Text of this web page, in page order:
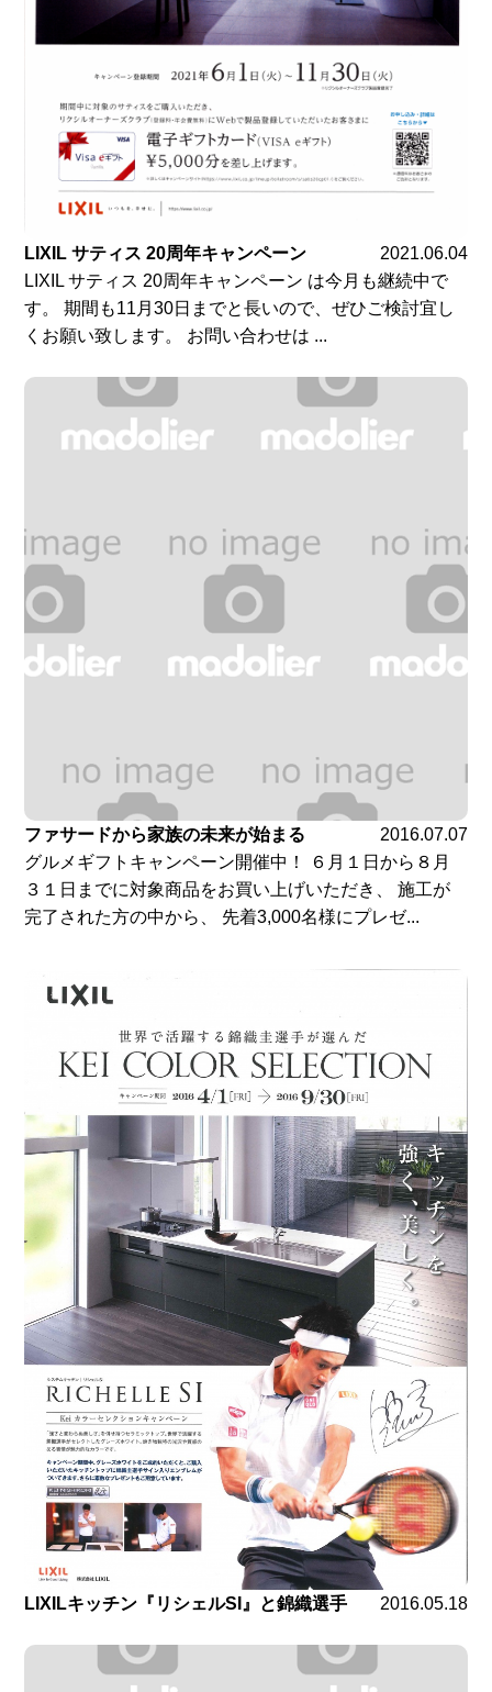
LIXIL サティス 20周年キャンペーン
2021.06.04
LIXIL サティス 20周年キャンペーン は今月も継続中で
す。 期間も11月30日までと長いので、ぜひご検討宜し
くお願い致します。 お問い合わせは ...
ファサードから家族の未来が始まる
2016.07.07
グルメギフトキャンペーン開催中！ ６月１日から８月
３１日までに対象商品をお買い上げいただき、 施工が
完了された方の中から、 先着3,000名様にプレゼ...
LIXILキッチン『リシェルSI』と錦織選手 2016.05.18